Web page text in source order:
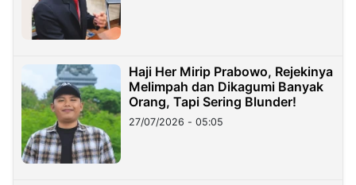
Haji Her Mirip Prabowo, Rejekinya
Melimpah dan Dikagumi Banyak
Orang, Tapi Sering Blunder!
27/07/2026 - 05:05